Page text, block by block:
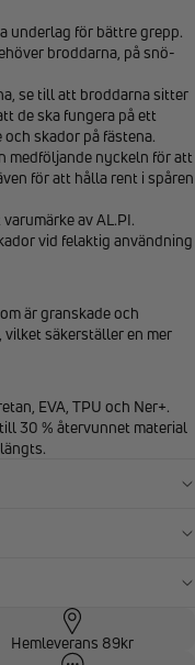
underlag för bättre grepp.
broddarna, på snö-
se till att broddarna sitter
de ska fungera på ett
skador på fästena.
medföljande nyckeln för att
för att hålla rent i spåren
av AL.PI.
vid felaktig användning
är granskade och
vilket säkerställer en mer
EVA, TPU och Ner+.
30 % återvunnet material
Hemleverans 89kr